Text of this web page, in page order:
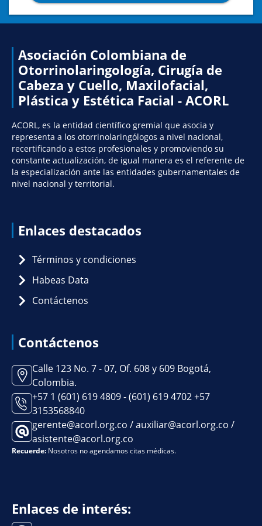
Asociación Colombiana de
Otorrinolaringología, Cirugía de
Cabeza y Cuello, Maxilofacial,
Plástica y Estética Facial - ACORL
ACORL, es la entidad científico gremial que asocia y
representa a los otorrinolaringólogos a nivel nacional,
recertificando a estos profesionales y promoviendo su
constante actualización, de igual manera es el referente de
la especialización ante las entidades gubernamentales de
nivel nacional y territorial.
Enlaces destacados
Términos y condiciones
Habeas Data
Contáctenos
Contáctenos
Calle 123 No. 7 - 07, Of. 608 y 609 Bogotá,
Colombia.
+57 1 (601) 619 4809 - (601) 619 4702 +57
3153568840
gerente@acorl.org.co / auxiliar@acorl.org.co /
asistente@acorl.org.co
Recuerde: Nosotros no agendamos citas médicas.
Enlaces de interés: